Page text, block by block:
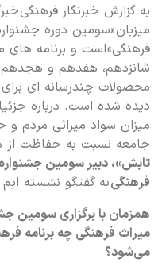
به گزارش خبرنگار فرهنگی
میزبان «سومین دوره
فرهنگی» است و برنامه های
شانزدهم، هفدهم و هجدهم
محصولات چندرسانه ای برای
دیده شده است. درباره
میزان سواد میراثی مردم و
جامعه نسبت به حفاظت از
تابش»، دبیر سومین جشنواره
فرهنگیبه گفتگو نشسته
همزمان با برگزاری سومین
میراث فرهنگی چه برنامه
می‌شود؟